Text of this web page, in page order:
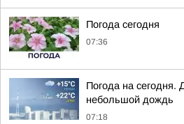
Погода сегодня
07:36
Погода на сегодня.
небольшой дождь
07:18